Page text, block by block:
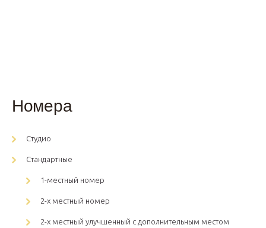
Номера
Студио
Стандартные
1-местный номер
2-х местный номер
2-х местный улучшенный с дополнительным местом